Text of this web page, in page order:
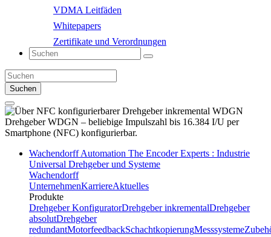
VDMA Leitfäden
Whitepapers
Zertifikate und Verordnungen
Suchen
Drehgeber WDGN – beliebige Impulszahl bis 16.384 I/U per
Smartphone (NFC) konfigurierbar.
Wachendorff Automation The Encoder Experts : Industrie
Universal Drehgeber und Systeme
Wachendorff
UnternehmenKarriereAktuelles
Produkte
Drehgeber KonfiguratorDrehgeber inkrementalDrehgeber
absolutDrehgeber
redundantMotorfeedbackSchachtkopierungMesssysteme